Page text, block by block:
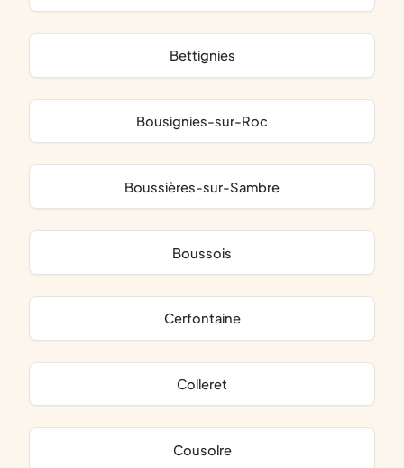
Bettignies
Bousignies-sur-Roc
Boussières-sur-Sambre
Boussois
Cerfontaine
Colleret
Cousolre